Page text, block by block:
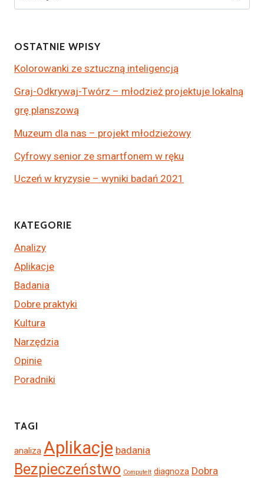
OSTATNIE WPISY
Kolorowanki ze sztuczną inteligencją
Graj-Odkrywaj-Twórz – młodzież projektuje lokalną
grę planszową
Muzeum dla nas – projekt młodzieżowy
Cyfrowy senior ze smartfonem w ręku
Uczeń w kryzysie – wyniki badań 2021
KATEGORIE
Analizy
Aplikacje
Badania
Dobre praktyki
Kultura
Narzędzia
Opinie
Poradniki
TAGI
analiza Aplikacje badania
Bezpieczeństwo ComputeIt diagnoza Dobra